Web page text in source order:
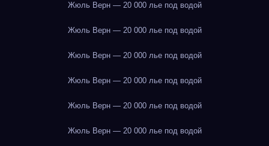
Жюль Верн — 20 000 лье под водой
Жюль Верн — 20 000 лье под водой
Жюль Верн — 20 000 лье под водой
Жюль Верн — 20 000 лье под водой
Жюль Верн — 20 000 лье под водой
Жюль Верн — 20 000 лье под водой